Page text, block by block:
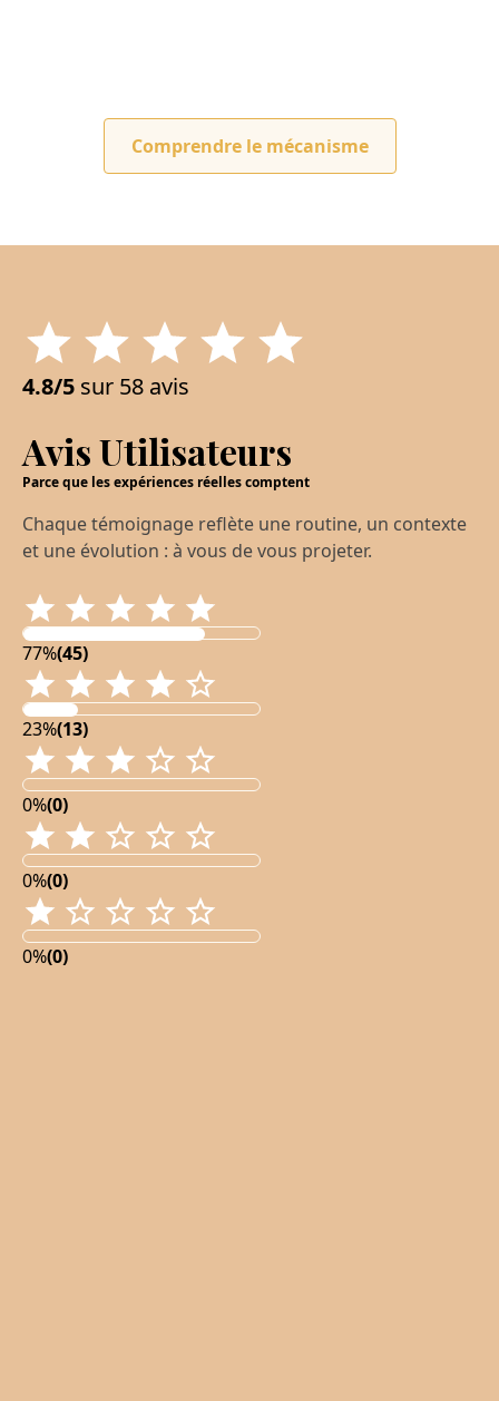
Comprendre le mécanisme
4.8/5 sur 58 avis
Avis Utilisateurs
Parce que les expériences réelles comptent
Chaque témoignage reflète une routine, un contexte
et une évolution : à vous de vous projeter.
77%(45)
23%(13)
0%(0)
0%(0)
0%(0)